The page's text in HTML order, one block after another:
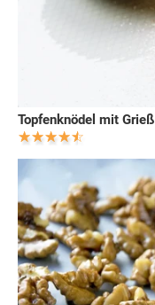
Topfenknödel mit Grieß